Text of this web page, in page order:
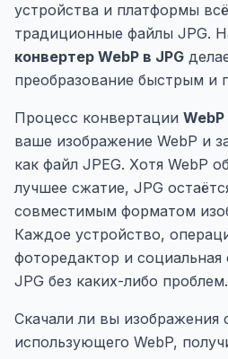
устройства и платформы
традиционные файлы JPG.
конвертер WebP в JPG
преобразование быстрым и
Процесс конвертации WebP
ваше изображение WebP и
как файл JPEG. Хотя WebP
лучшее сжатие, JPG
совместимым форматом
Каждое устройство,
фоторедактор и
JPG без каких-либо проблем.
Скачали ли вы изображения
использующего WebP,